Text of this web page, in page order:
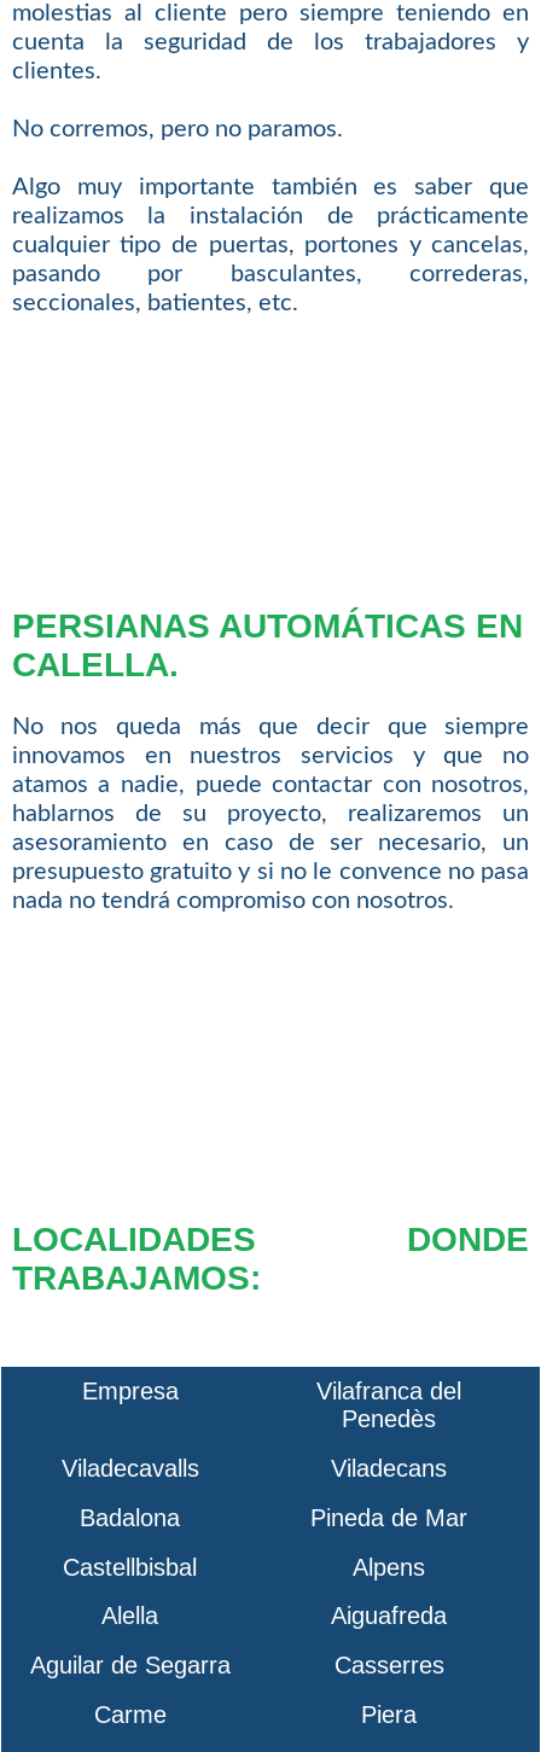
molestias al cliente pero siempre teniendo en
cuenta la seguridad de los trabajadores y
clientes.
No corremos, pero no paramos.
Algo muy importante también es saber que
realizamos la instalación de prácticamente
cualquier tipo de puertas, portones y cancelas,
pasando por basculantes, correderas,
seccionales, batientes, etc.
PERSIANAS AUTOMÁTICAS EN
CALELLA.
No nos queda más que decir que siempre
innovamos en nuestros servicios y que no
atamos a nadie, puede contactar con nosotros,
hablarnos de su proyecto, realizaremos un
asesoramiento en caso de ser necesario, un
presupuesto gratuito y si no le convence no pasa
nada no tendrá compromiso con nosotros.
LOCALIDADES DONDE
TRABAJAMOS:
Empresa
Vilafranca del
Penedès
Viladecavalls
Viladecans
Badalona
Pineda de Mar
Castellbisbal
Alpens
Alella
Aiguafreda
Aguilar de Segarra
Casserres
Carme
Piera